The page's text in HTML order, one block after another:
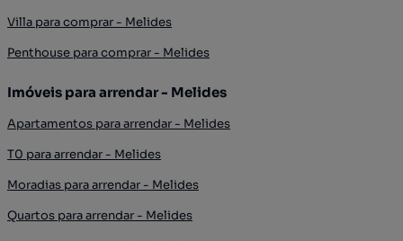
Villa para comprar - Melides
Penthouse para comprar - Melides
Imóveis para arrendar - Melides
Apartamentos para arrendar - Melides
T0 para arrendar - Melides
Moradias para arrendar - Melides
Quartos para arrendar - Melides